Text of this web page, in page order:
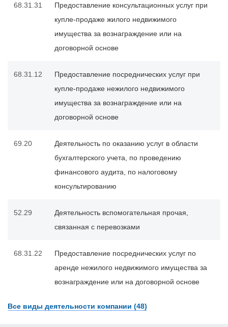
68.31.31
Предоставление консультационных услуг при
купле-продаже жилого недвижимого
имущества за вознаграждение или на
договорной основе
68.31.12
Предоставление посреднических услуг при
купле-продаже нежилого недвижимого
имущества за вознаграждение или на
договорной основе
69.20
Деятельность по оказанию услуг в области
бухгалтерского учета, по проведению
финансового аудита, по налоговому
консультированию
52.29
Деятельность вспомогательная прочая,
связанная с перевозками
68.31.22
Предоставление посреднических услуг по
аренде нежилого недвижимого имущества за
вознаграждение или на договорной основе
Все виды деятельности компании (48)